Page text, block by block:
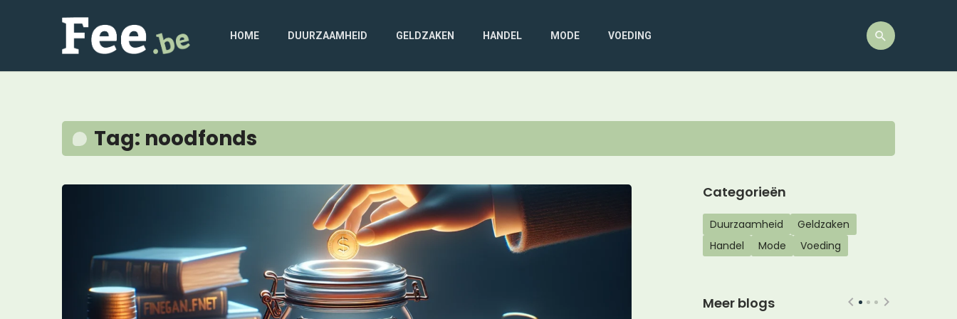
HOME DUURZAAMHEID GELDZAKEN HANDEL MODE VOEDING
Tag: noodfonds
Categorieën
Duurzaamheid
Geldzaken
Handel
Mode Voeding
Meer blogs